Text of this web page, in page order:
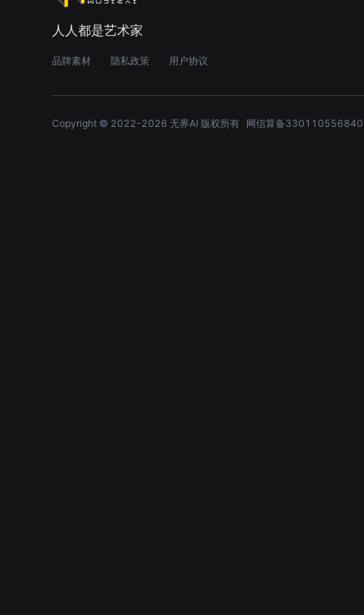
人人都是艺术家
品牌素材 隐私政策 用户协议
Copyright © 2022-2026 无界AI 版权所有 网信算备